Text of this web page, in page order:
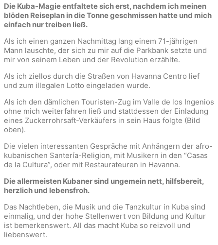
Die Kuba-Magie entfaltete sich erst, nachdem ich meinen
blöden Reiseplan in die Tonne geschmissen hatte und mich
einfach nur treiben ließ.
Als ich einen ganzen Nachmittag lang einem 71-jährigen
Mann lauschte, der sich zu mir auf die Parkbank setzte und
mir von seinem Leben und der Revolution erzählte.
Als ich ziellos durch die Straßen von Havanna Centro lief
und zum illegalen Lotto eingeladen wurde.
Als ich den dämlichen Touristen-Zug im Valle de los Ingenios
ohne mich weiterfahren ließ und stattdessen der Einladung
eines Zuckerrohrsaft-Verkäufers in sein Haus folgte (Bild
oben).
Die vielen interessanten Gespräche mit Anhängern der afro-
kubanischen Santería-Religion, mit Musikern in den “Casas
de la Cultura”, oder mit Restaurateuren in Havanna.
Die allermeisten Kubaner sind ungemein nett, hilfsbereit,
herzlich und lebensfroh.
Das Nachtleben, die Musik und die Tanzkultur in Kuba sind
einmalig, und der hohe Stellenwert von Bildung und Kultur
ist bemerkenswert. All das macht Kuba so reizvoll und
liebenswert.